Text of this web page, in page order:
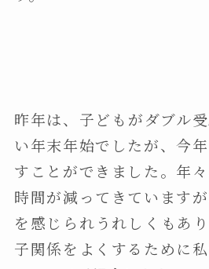
昨年は、子どもがダブル
い年末年始でしたが、今
すことができました。年
時間が減ってきています
を感じられうれしくもあ
子関係をよくするために